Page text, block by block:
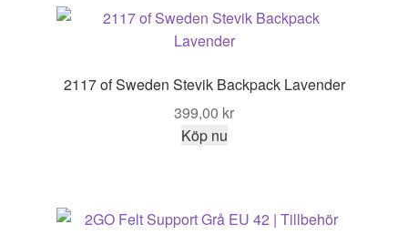
2117 of Sweden Stevik Backpack Lavender
399,00 kr
Köp nu